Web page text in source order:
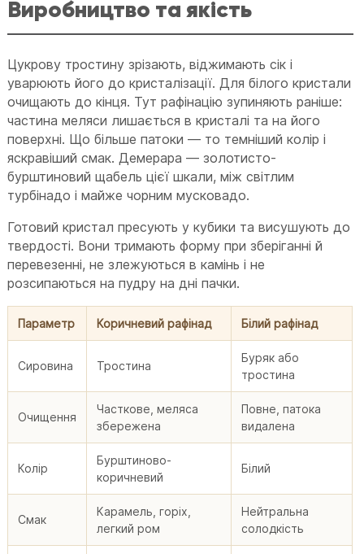
Виробництво та якість
Цукрову тростину зрізають, віджимають сік і
уварюють його до кристалізації. Для білого кристали
очищають до кінця. Тут рафінацію зупиняють раніше:
частина меляси лишається в кристалі та на його
поверхні. Що більше патоки — то темніший колір і
яскравіший смак. Демерара — золотисто-
бурштиновий щабель цієї шкали, між світлим
турбінадо і майже чорним мусковадо.
Готовий кристал пресують у кубики та висушують до
твердості. Вони тримають форму при зберіганні й
перевезенні, не злежуються в камінь і не
розсипаються на пудру на дні пачки.
Параметр Коричневий рафінад Білий рафінад
Сировина Тростина
Буряк або
тростина
Очищення
Часткове, меляса
збережена
Повне, патока
видалена
Колір
Бурштиново-
коричневий
Білий
Смак
Карамель, горіх,
легкий ром
Нейтральна
солодкість